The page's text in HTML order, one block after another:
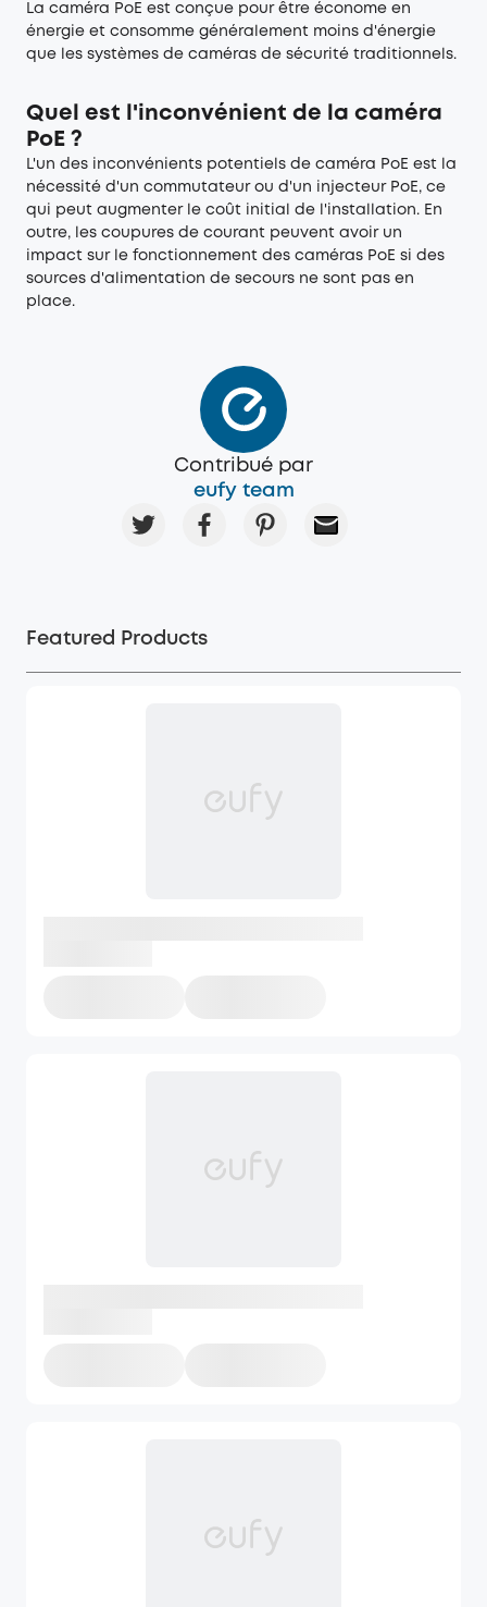
La caméra PoE est conçue pour être économe en
énergie et consomme généralement moins d'énergie
que les systèmes de caméras de sécurité traditionnels.
Quel est l'inconvénient de la caméra
PoE ?
L'un des inconvénients potentiels de caméra PoE est la
nécessité d'un commutateur ou d'un injecteur PoE, ce
qui peut augmenter le coût initial de l'installation. En
outre, les coupures de courant peuvent avoir un
impact sur le fonctionnement des caméras PoE si des
sources d'alimentation de secours ne sont pas en
place.
Contribué par
eufy team
Featured Products